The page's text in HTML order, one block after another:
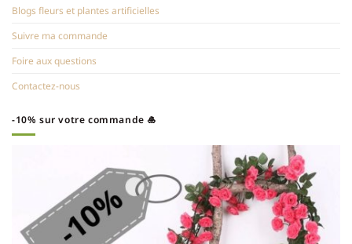
Blogs fleurs et plantes artificielles
Suivre ma commande
Foire aux questions
Contactez-nous
-10% sur votre commande 🎍